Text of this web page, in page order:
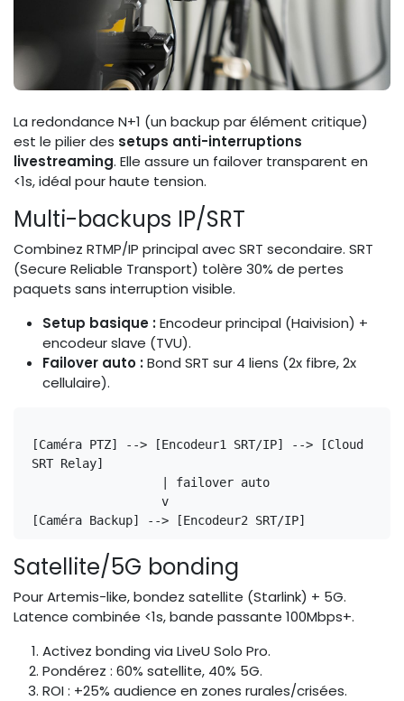
La redondance N+1 (un backup par élément critique)
est le pilier des setups anti-interruptions
livestreaming. Elle assure un failover transparent en
<1s, idéal pour haute tension.
Multi-backups IP/SRT
Combinez RTMP/IP principal avec SRT secondaire. SRT
(Secure Reliable Transport) tolère 30% de pertes
paquets sans interruption visible.
Setup basique :Encodeur principal (Haivision) +
encodeur slave (TVU).
Failover auto :Bond SRT sur 4 liens (2x fibre, 2x
cellulaire).
[Caméra PTZ] --> [Encodeur1 SRT/IP] --> [Cloud
SRT Relay]
Satellite/5G bonding
Pour Artemis-like, bondez satellite (Starlink) + 5G.
Latence combinée <1s, bande passante 100Mbps+.
Activez bonding via LiveU Solo Pro.
Pondérez : 60% satellite, 40% 5G.
ROI : +25% audience en zones rurales/crisées.